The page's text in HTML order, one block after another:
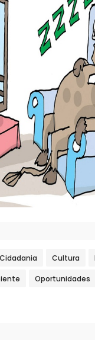
Cidadania Cultura
Oportunidades